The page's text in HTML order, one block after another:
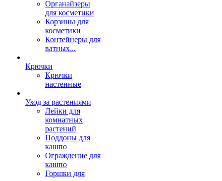
Органайзеры
для косметики
Корзины для
косметики
Контейнеры для
ватных...
Крючки
Крючки
настенные
Уход за растениями
Лейки для
комнатных
растений
Поддоны для
кашпо
Ограждение для
кашпо
Горшки для